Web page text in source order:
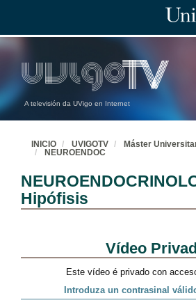
A televisión da UVigo en Internet
INICIO UVIGOTV Máster
NEUROENDOC
Hipófisis